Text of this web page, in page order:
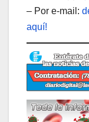
– Por e-mail:
aquí!